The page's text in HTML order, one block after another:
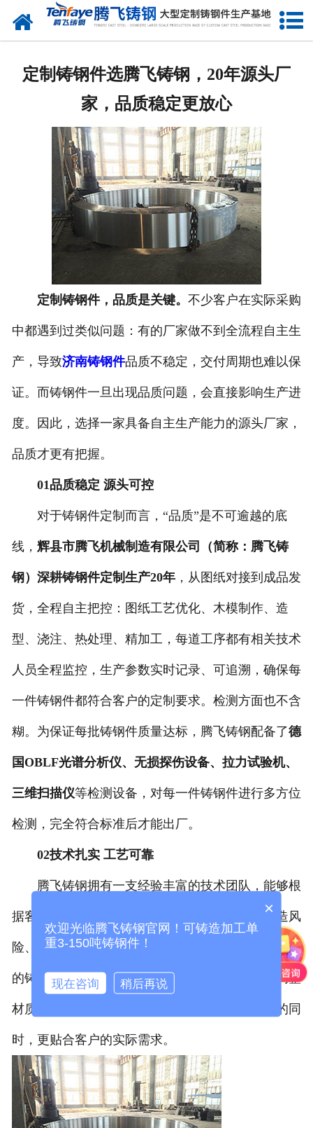
网站首页
新闻中心
客户案例
生产能力
联系我们
定制铸钢件选腾飞铸钢，20年源头厂
家，品质稳定更放心
定制铸钢件，品质是关键。 不少客户在实际采购
中都遇到过类似问题：有的厂家做不到全流程自主生
产，导致济南铸钢件品质不稳定，交付周期也难以保
证。而铸钢件一旦出现品质问题，会直接影响生产进
度。因此，选择一家具备自主生产能力的源头厂家，
品质才更有把握。
01品质稳定 源头可控
对于铸钢件定制而言，“品质”是不可逾越的底
线， 辉县市腾飞机械制造有限公司（简称：腾飞铸
钢）深耕铸钢件定制生产20年，从图纸对接到成品发
货，全程自主把控：图纸工艺优化、木模制作、造
型、浇注、热处理、精加工，每道工序都有相关技术
人员全程监控，生产参数实时记录、可追溯，确保每
一件铸钢件都符合客户的定制要求。检测方面也不含
糊。为保证每批铸钢件质量达标，腾飞铸钢配备了德
国OBLF光谱分析仪、无损探伤设备、拉力试验机、
三维扫描仪等检测设备，对每一件铸钢件进行多方位
检测，完全符合标准后才能出厂。
02技术扎实 工艺可靠
腾飞铸钢拥有一支经验丰富的技术团队，能够根
据客户图纸给出工艺优化建议，帮助客户规避铸造风
险、降低生产成本。与此同时，团队熟悉各类铸钢件
的铸造工艺，能针对不同行业的使用工况，灵活调整
材质配比和铸造方案，确保产品在满足性能要求的同
时，更贴合客户的实际需求。
×
欢迎光临腾飞铸钢官网！可铸造加工单
重3-150吨铸钢件！
现在咨询 稍后再说